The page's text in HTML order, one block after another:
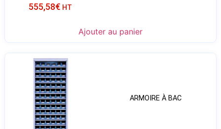
555,58€ HT
Ajouter au panier
ARMOIRE À BAC